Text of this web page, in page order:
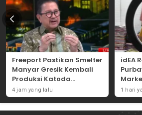
Freeport Pastikan Smelter
Manyar Gresik Kembali
Produksi Katoda
Tembaga Mulai
September 2026
4 jam yang lalu
idEA
1 hari